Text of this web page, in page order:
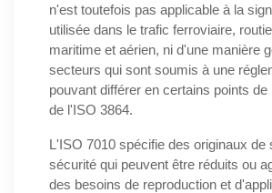
n'est toutefois pas applicable à la
utilisée dans le trafic ferroviaire,
maritime et aérien, ni d'une manière
secteurs qui sont soumis à une
pouvant différer en certains points de
de l'ISO 3864.
L'ISO 7010 spécifie des originaux de
sécurité qui peuvent être réduits ou
des besoins de reproduction et